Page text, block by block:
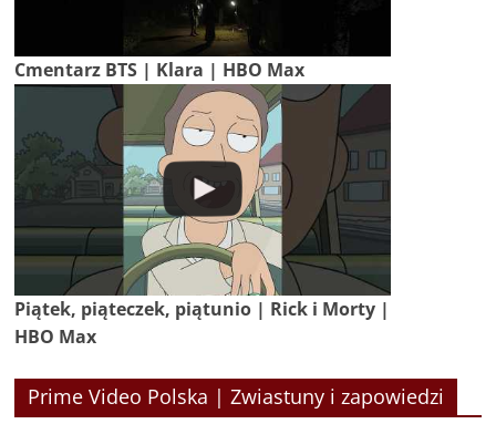
Cmentarz BTS | Klara | HBO Max
Piątek, piąteczek, piątunio | Rick i Morty |
HBO Max
Prime Video Polska | Zwiastuny i zapowiedzi